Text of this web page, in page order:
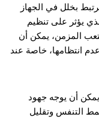
بخلل في الجهاز
يؤثر على تنظيم
المزمن، يمكن أن
انتظامها، خاصة عند
أن يوجه جهود
التنفس وتقليل